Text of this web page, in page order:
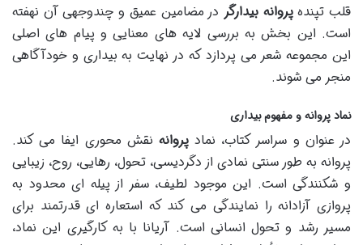
قلب تپندهپروانه بیدارگر در مضامین عمیق و چندوجهی آن نهفته
است. این بخش به بررسی لایه های معنایی و پیام های اصلی
این مجموعه شعر می پردازد که در نهایت به بیداری و خودآگاهی
منجر می شوند.
نماد پروانه و مفهوم بیداری
در عنوان و سراسر کتاب، نمادپروانه نقش محوری ایفا می کند.
پروانه به طور سنتی نمادی از دگردیسی، تحول، رهایی، روح، زیبایی
و شکنندگی است. این موجود لطیف، سفر از پیله ای محدود به
پروازی آزادانه را نمایندگی می کند که استعاره ای قدرتمند برای
مسیر رشد و تحول انسانی است. آریانا با به کارگیری این نماد،